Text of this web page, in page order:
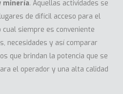
minería. Aquellas actividades se
de difícil acceso para el
siempre es conveniente
necesidades y así comparar
que brindan la potencia que se
el operador y una alta calidad